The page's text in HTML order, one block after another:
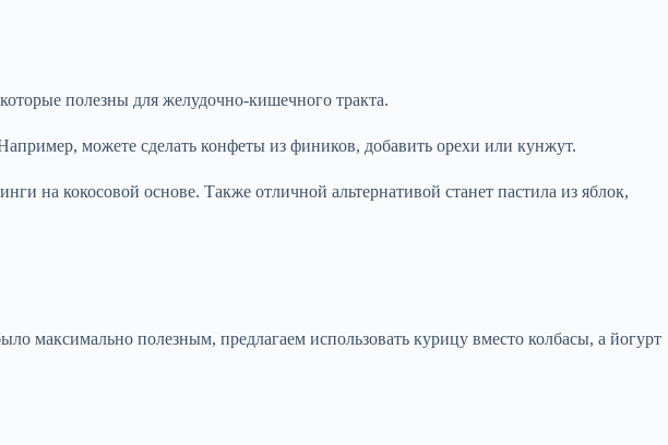
полезны для желудочно-кишечного тракта.
можете сделать конфеты из фиников, добавить орехи или кунжут.
на кокосовой основе. Также отличной альтернативой станет пастила из яблок,
максимально полезным, предлагаем использовать курицу вместо колбасы, а йогурт